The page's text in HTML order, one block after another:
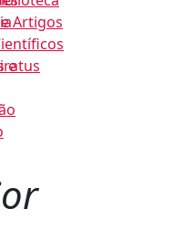
e
Artigos